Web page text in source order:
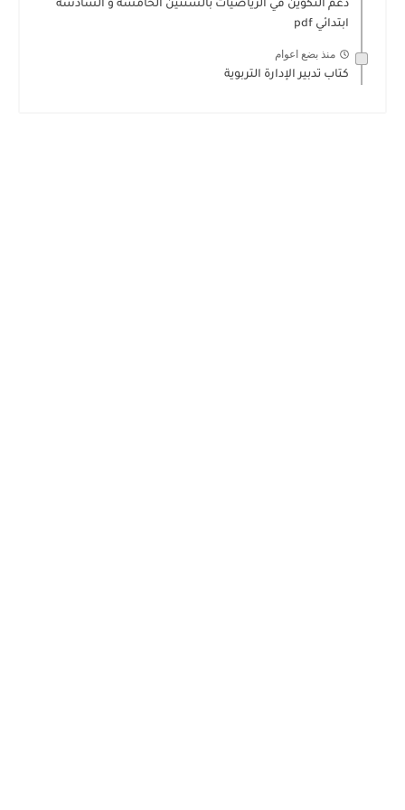
دعم التكوين في الرياضيات بالسنتين الخامسة و السادسة
ابتدائي pdf
منذ بضع اعوام
كتاب تدبير الإدارة التربوية